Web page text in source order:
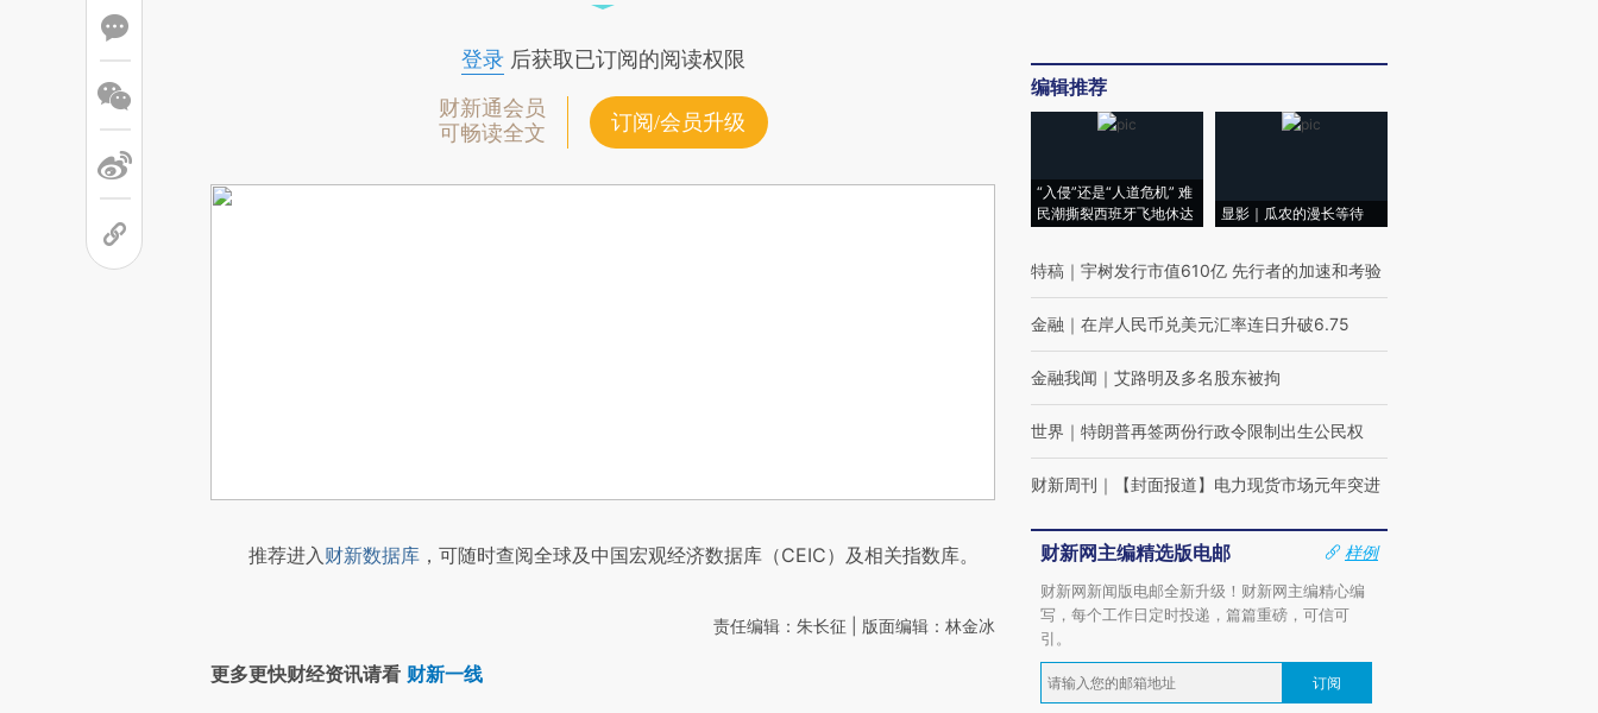
登录后获取已订阅的阅读权限
财新通会员
可畅读全文
订阅/会员升级
推荐进入财新数据库 ，可随时查阅全球及中国宏观经济数据库（CEIC）及相关指数库。
责任编辑：朱长征 | 版面编辑：林金冰
更多更快财经资讯请看 财新一线
编辑推荐
“入侵”还是“人道危机” 难
民潮撕裂西班牙飞地休达
显影｜瓜农的漫长等待
特稿 ｜ 宇树发行市值610亿 先行者的加速和考验
金融 ｜ 在岸人民币兑美元汇率连日升破6.75
金融我闻 ｜ 艾路明及多名股东被拘
世界 ｜ 特朗普再签两份行政令限制出生公民权
财新周刊 ｜ 【封面报道】电力现货市场元年突进
财新网主编精选版电邮
样例
财新网新闻版电邮全新升级！财新网主编精心编
写，每个工作日定时投递，篇篇重磅，可信可
引。
订阅